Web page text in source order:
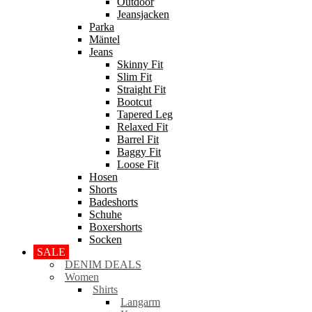
Jeansjacken
Parka
Mäntel
Jeans
Skinny Fit
Slim Fit
Straight Fit
Bootcut
Tapered Leg
Relaxed Fit
Barrel Fit
Baggy Fit
Loose Fit
Hosen
Shorts
Badeshorts
Schuhe
Boxershorts
Socken
SALE
DENIM DEALS
Women
Shirts
Langarm